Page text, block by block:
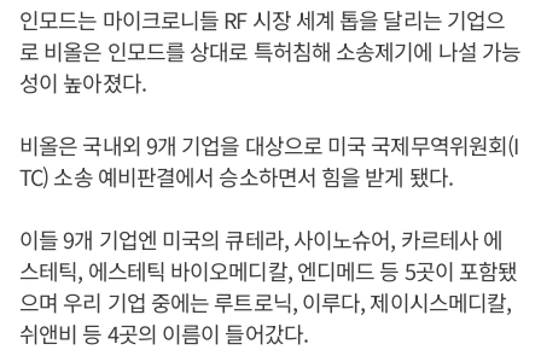
인모드는 마이크로니들 RF 시장 세계 톱을 달리는 기업으
로 비올은 인모드를 상대로 특허침해 소송제기에 나설 가능
성이 높아졌다.
비올은 국내외 9개 기업을 대상으로 미국 국제무역위원회(I
TC) 소송 예비판결에서 승소하면서 힘을 받게 됐다.
이들 9개 기업엔 미국의 큐테라, 사이노슈어, 카르테사 에
스테틱, 에스테틱 바이오메디칼, 엔디메드 등 5곳이 포함됐
으며 우리 기업 중에는 루트로닉, 이루다, 제이시스메디칼,
쉬앤비 등 4곳의 이름이 들어갔다.